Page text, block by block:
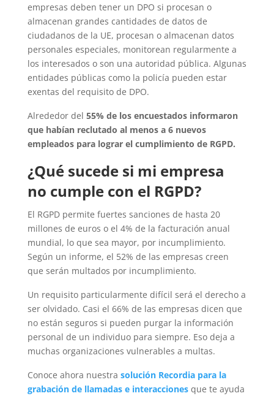
empresas deben tener un DPO si procesan o
almacenan grandes cantidades de datos de
ciudadanos de la UE, procesan o almacenan datos
personales especiales, monitorean regularmente a
los interesados ​​o son una autoridad pública. Algunas
entidades públicas como la policía pueden estar
exentas del requisito de DPO.
Alrededor del 55% de los encuestados informaron
que habían reclutado al menos a 6 nuevos
empleados para lograr el cumplimiento de RGPD.
¿Qué sucede si mi empresa
no cumple con el RGPD?
El RGPD permite fuertes sanciones de hasta 20
millones de euros o el 4% de la facturación anual
mundial, lo que sea mayor, por incumplimiento.
Según un informe, el 52% de las empresas creen
que serán multados por incumplimiento.
Un requisito particularmente difícil será el derecho a
ser olvidado. Casi el 66% de las empresas dicen que
no están seguros si pueden purgar la información
personal de un individuo para siempre. Eso deja a
muchas organizaciones vulnerables a multas.
Conoce ahora nuestra solución Recordia para la
grabación de llamadas e interaccionesque te ayuda